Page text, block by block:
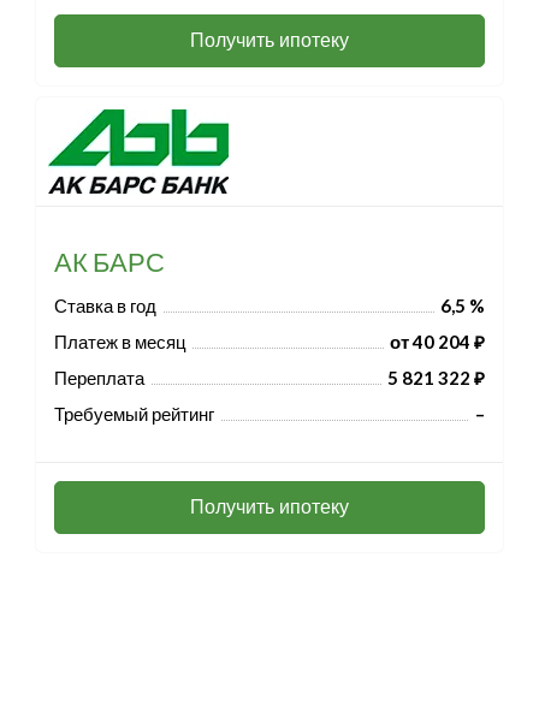
Получить ипотеку
АК БАРС
Ставка в год
6,5 %
Платеж в месяц
от 40 204 ₽
Переплата
5 821 322 ₽
Требуемый рейтинг
–
Получить ипотеку